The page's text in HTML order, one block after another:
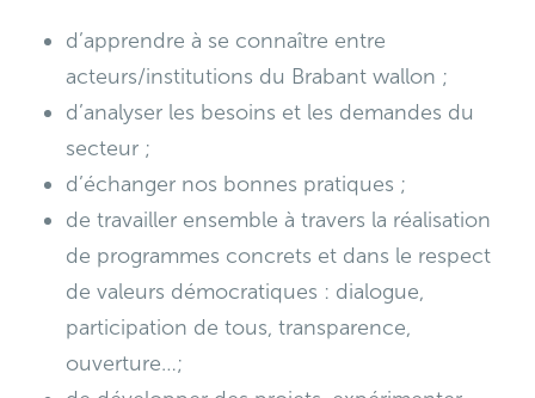
d’apprendre à se connaître entre
acteurs/institutions du Brabant wallon ;
d’analyser les besoins et les demandes du
secteur ;
d’échanger nos bonnes pratiques ;
de travailler ensemble à travers la réalisation
de programmes concrets et dans le respect
de valeurs démocratiques : dialogue,
participation de tous, transparence,
ouverture…;